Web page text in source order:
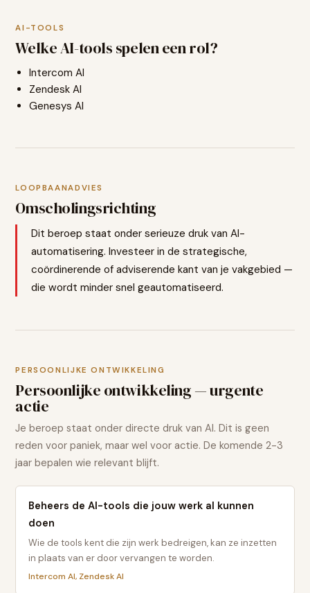
AI-TOOLS
Welke AI-tools spelen een rol?
Intercom AI
Zendesk AI
Genesys AI
LOOPBAANADVIES
Omscholingsrichting
Dit beroep staat onder serieuze druk van AI-
automatisering. Investeer in de strategische,
coördinerende of adviserende kant van je vakgebied —
die wordt minder snel geautomatiseerd.
PERSOONLIJKE ONTWIKKELING
Persoonlijke ontwikkeling — urgente
actie
Je beroep staat onder directe druk van AI. Dit is geen
reden voor paniek, maar wel voor actie. De komende 2-3
jaar bepalen wie relevant blijft.
Beheers de AI-tools die jouw werk al kunnen
doen
Wie de tools kent die zijn werk bedreigen, kan ze inzetten
in plaats van er door vervangen te worden.
Intercom AI, Zendesk AI